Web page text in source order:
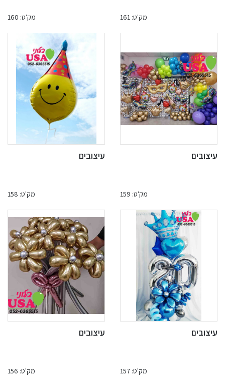
מק'ט: 161 מק'ט: 160
עיצובים
מק'ט: 159
עיצובים
מק'ט: 158
עיצובים
מק'ט: 157
עיצובים
מק'ט: 156